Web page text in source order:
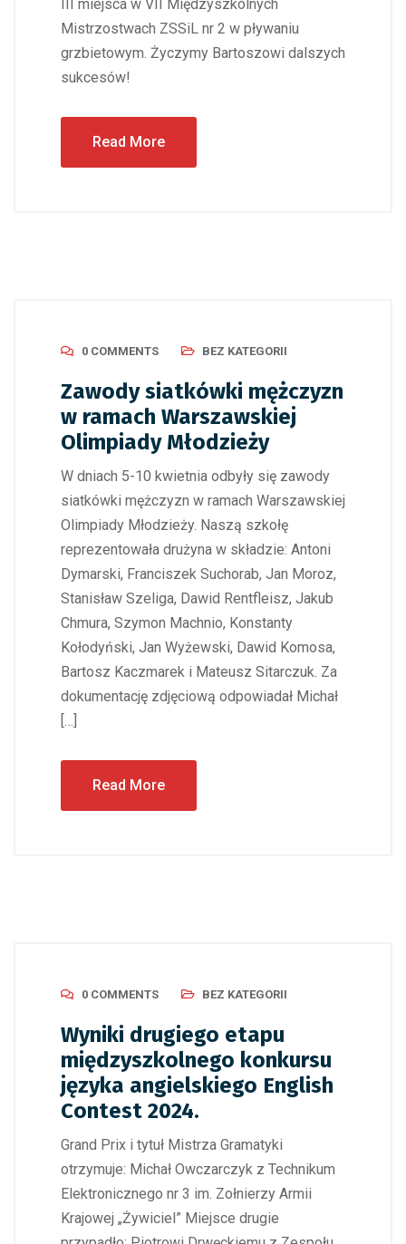
III miejsca w VII Międzyszkolnych
Mistrzostwach ZSSiL nr 2 w pływaniu
grzbietowym. Życzymy Bartoszowi dalszych
sukcesów!
Read More
0 COMMENTS BEZ KATEGORII
Zawody siatkówki mężczyzn
w ramach Warszawskiej
Olimpiady Młodzieży
W dniach 5-10 kwietnia odbyły się zawody
siatkówki mężczyzn w ramach Warszawskiej
Olimpiady Młodzieży. Naszą szkołę
reprezentowała drużyna w składzie: Antoni
Dymarski, Franciszek Suchorab, Jan Moroz,
Stanisław Szeliga, Dawid Rentfleisz, Jakub
Chmura, Szymon Machnio, Konstanty
Kołodyński, Jan Wyżewski, Dawid Komosa,
Bartosz Kaczmarek i Mateusz Sitarczuk. Za
dokumentację zdjęciową odpowiadał Michał
[…]
Read More
0 COMMENTS BEZ KATEGORII
Wyniki drugiego etapu
międzyszkolnego konkursu
języka angielskiego English
Contest 2024.
Grand Prix i tytuł Mistrza Gramatyki
otrzymuje: Michał Owczarczyk z Technikum
Elektronicznego nr 3 im. Zołnierzy Armii
Krajowej „Żywiciel” Miejsce drugie